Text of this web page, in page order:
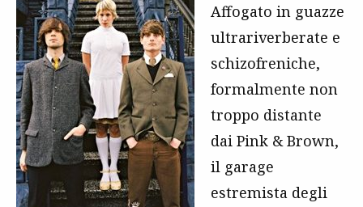
Affogato in guazze
ultrariverberate e
schizofreniche,
formalmente non
troppo distante
dai Pink & Brown,
il garage
estremista degli